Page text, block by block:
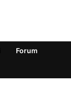
Forum